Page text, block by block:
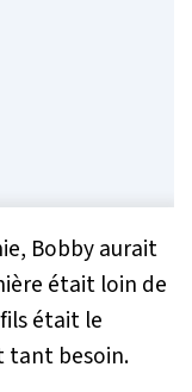
Bobby aurait
était loin de
était le
tant besoin.